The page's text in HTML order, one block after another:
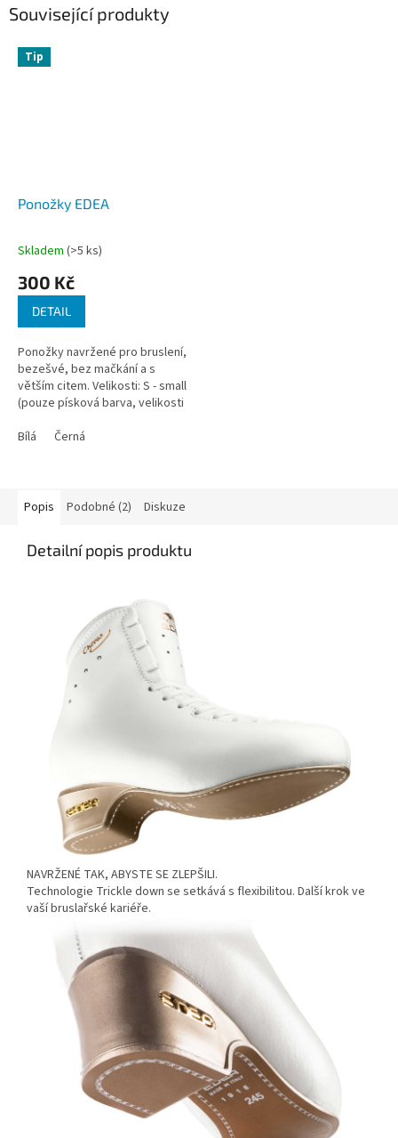
Související produkty
Tip
Ponožky EDEA
Průměrné
produktu
5
hvězdiček.
Skladem (>5 ks)
300 Kč
DETAIL
Ponožky navržené pro bruslení,
bezešvé, bez mačkání a s
větším citem. Velikosti: S - small
(pouze písková barva, velikosti
černá barva,...
Bílá Černá
Popis Podobné (2) Diskuze
Detailní popis produktu
NAVRŽENÉ TAK, ABYSTE SE ZLEPŠILI.
Technologie Trickle down se setkává s flexibilitou. Další krok ve
vaší bruslařské kariéře.